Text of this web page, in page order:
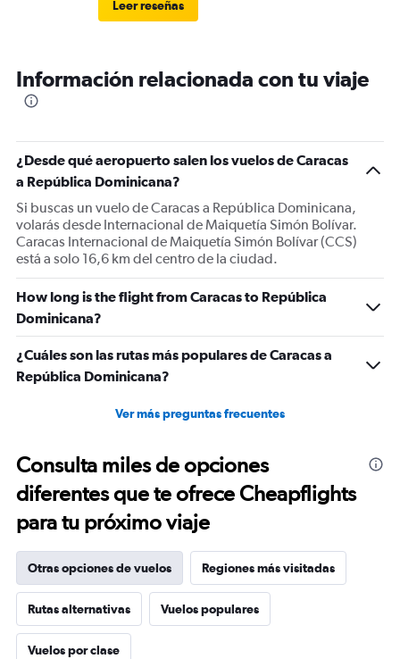
Leer reseñas
Información relacionada con tu viaje
¿Desde qué aeropuerto salen los vuelos de Caracas
a República Dominicana?
Si buscas un vuelo de Caracas a República Dominicana,
volarás desde Internacional de Maiquetía Simón Bolívar.
Caracas Internacional de Maiquetía Simón Bolívar (CCS)
está a solo 16,6 km del centro de la ciudad.
How long is the flight from Caracas to República
Dominicana?
¿Cuáles son las rutas más populares de Caracas a
República Dominicana?
Ver más preguntas frecuentes
Consulta miles de opciones
diferentes que te ofrece Cheapflights
para tu próximo viaje
Otras opciones de vuelos Regiones más visitadas
Rutas alternativas Vuelos populares
Vuelos por clase